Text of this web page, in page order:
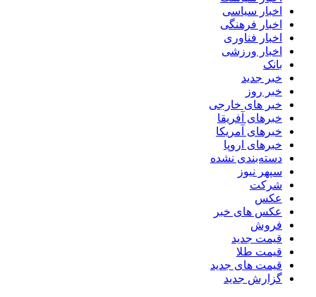
اخبار سیاسی
اخبار فرهنگی
اخبار فناوری
اخبار ورزشی
بانک
خبر جدید
خبر روز
خبر های خارجی
خبرهای آفریقا
خبرهای آمریکا
خبرهای اروپا
دسته‌بندی نشده
سپهر نیوز
شرکت
عکس
عکس های خبر
فروش
قیمت جدید
قیمت طلا
قیمت های جدید
گزارش جدید